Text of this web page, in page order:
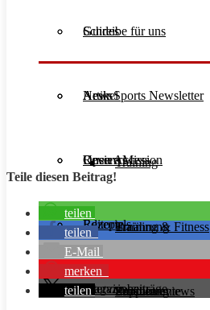
Schreibe für uns
Aesir Sports Newsletter
Unsere Mission
Guides
Training
Ernährung
Supplemente
Artikel
Training & Fitness
Ernährung
Reviews
Produktreviews
Rezepte
Interviews
News
Open Access
Editorials
Magazinbeiträge
Teile diesen Beitrag!
teilen
teilen
E-Mail
merken
teilen